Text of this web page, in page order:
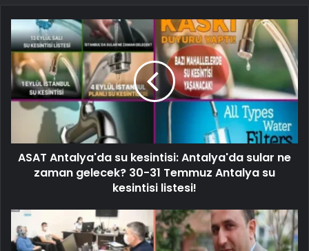
ASAT Antalya'da su kesintisi: Antalya'da sular ne
zaman gelecek? 30-31 Temmuz Antalya su
kesintisi listesi!